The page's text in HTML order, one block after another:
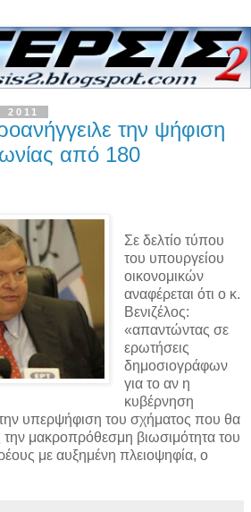
2011
την ψήφιση
από 180
Σε δελτίο τύπου
του υπουργείου
οικονομικών
αναφέρεται ότι ο κ.
Βενιζέλος:
«απαντώντας σε
ερωτήσεις
δημοσιογράφων
για το αν η
κυβέρνηση
την υπερψήφιση του σχήματος που θα
μακροπρόθεσμη βιωσιμότητα του
με αυξημένη πλειοψηφία, ο